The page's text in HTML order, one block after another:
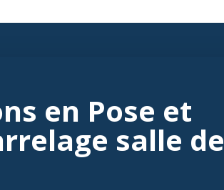
en Pose et
salle de